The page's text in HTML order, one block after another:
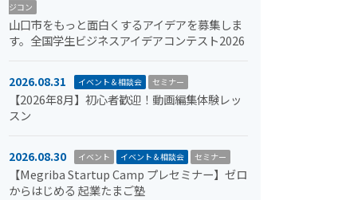
ジコン
山口市をもっと面白くするアイデアを募集しま
す。全国学生ビジネスアイデアコンテスト2026
2026.08.31 イベント＆相談会 セミナー
【2026年8月】初心者歓迎！動画編集体験レッ
スン
2026.08.30 イベント イベント＆相談会 セミナー
【Megriba Startup Camp プレセミナー】ゼロ
からはじめる 起業たまご塾